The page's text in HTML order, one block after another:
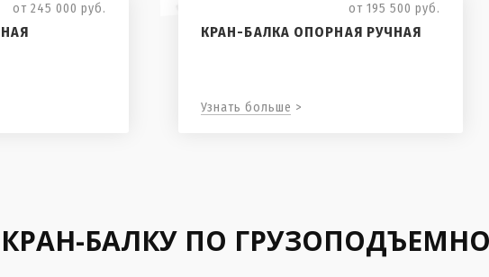
от 245 000 руб. от 195 500 руб.
КРАН-БАЛКА ОПОРНАЯ РУЧНАЯ
Узнать больше >
БАЛКУ ПО